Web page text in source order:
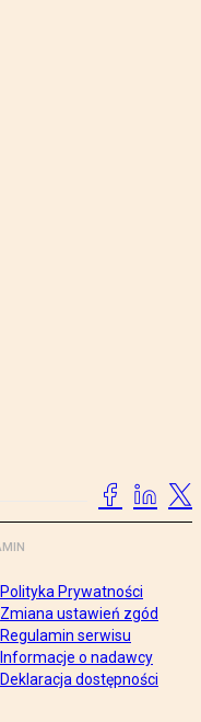
Polityka Prywatności
Zmiana ustawień zgód
Regulamin serwisu
Informacje o nadawcy
Deklaracja dostępności